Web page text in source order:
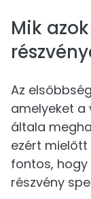
Mik
Az
amelyeket a
általa
ezért mielőtt
fontos,
részvény